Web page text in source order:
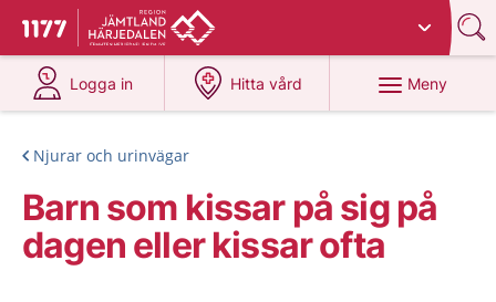
Till startsidan för 1177
Du har valt region
Logga in
på 1177.se
Hitta vård
på 1177.se
Meny
Njurar och urinvägar
Barn som kissar på sig på
dagen eller kissar ofta